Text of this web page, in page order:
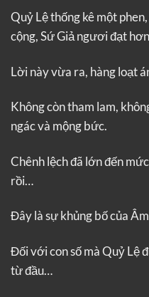
Quỷ Lệ thống kê một
cộng, Sứ Giả ngươi đạt
Lời này vừa ra, hàng loạt
Không còn tham lam,
ngác và mộng bức.
Chênh lệch đã lớn đến
rồi…
Đây là sự khủng bố của
Đối với con số mà Quỷ Lệ
từ đầu…